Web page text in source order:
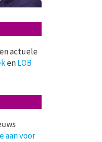
actuele
enLOB
aan voor